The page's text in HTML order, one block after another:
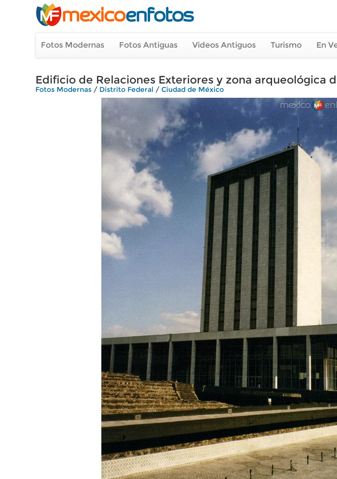
Fotos Modernas Fotos Antiguas Videos Antiguos Turismo En
Edificio de Relaciones Exteriores y zona arqueológica
Fotos Modernas / Distrito Federal / Ciudad de México